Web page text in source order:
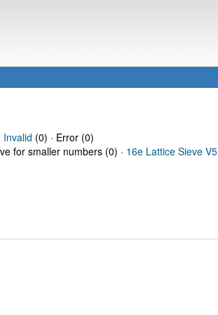
Invalid (0) · Error (0)
for smaller numbers (0) · 16e Lattice Sieve V5